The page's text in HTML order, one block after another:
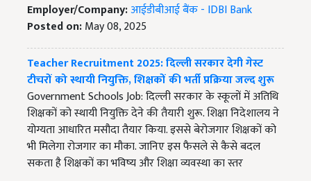
Employer/Company:आईडीबीआई बैंक - IDBI Bank
Posted on:May 08, 2025
Teacher Recruitment 2025: दिल्ली सरकार देगी गेस्ट
टीचरों को स्थायी नियुक्ति, शिक्षकों की भर्ती प्रक्रिया जल्द शुरू
Government Schools Job: दिल्ली सरकार के स्कूलों में अतिथि
शिक्षकों को स्थायी नियुक्ति देने की तैयारी शुरू. शिक्षा निदेशालय ने
योग्यता आधारित मसौदा तैयार किया. इससे बेरोजगार शिक्षकों को
भी मिलेगा रोजगार का मौका. जानिए इस फैसले से कैसे बदल
सकता है शिक्षकों का भविष्य और शिक्षा व्यवस्था का स्तर